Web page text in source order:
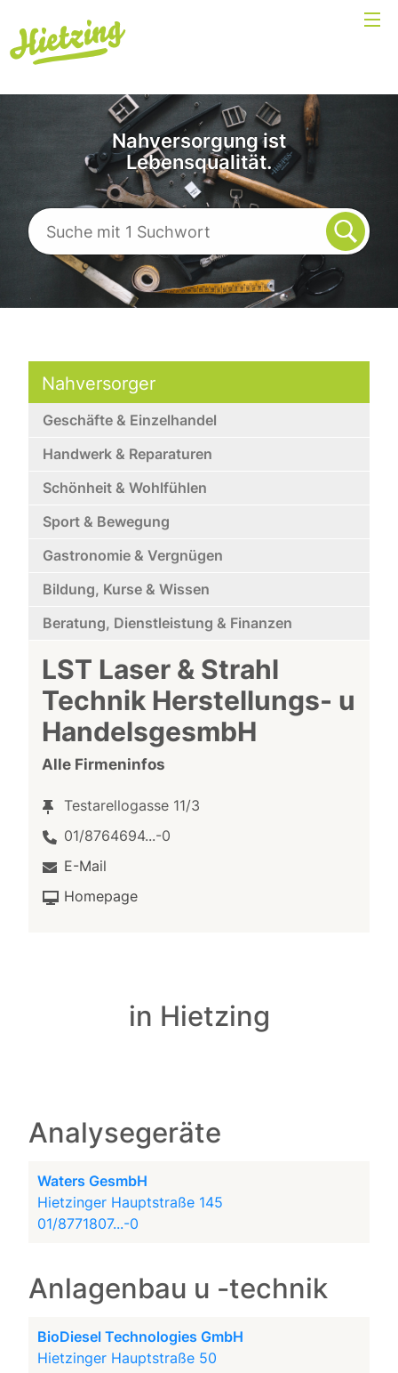
Nahversorgung ist
Lebensqualität.
Nahversorger
Geschäfte & Einzelhandel
Handwerk & Reparaturen
Schönheit & Wohlfühlen
Sport & Bewegung
Gastronomie & Vergnügen
Bildung, Kurse & Wissen
Beratung, Dienstleistung & Finanzen
LST Laser & Strahl
Technik Herstellungs- u
HandelsgesmbH
Alle Firmeninfos
Testarellogasse 11/3
01/8764694...-0
E-Mail
Homepage
in Hietzing
Analysegeräte
Waters GesmbH
Hietzinger Hauptstraße 145
01/8771807...-0
Anlagenbau u -technik
BioDiesel Technologies GmbH
Hietzinger Hauptstraße 50